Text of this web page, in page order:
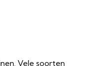
Vele soorten